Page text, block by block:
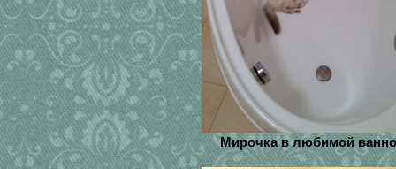
Мирочка в любимой